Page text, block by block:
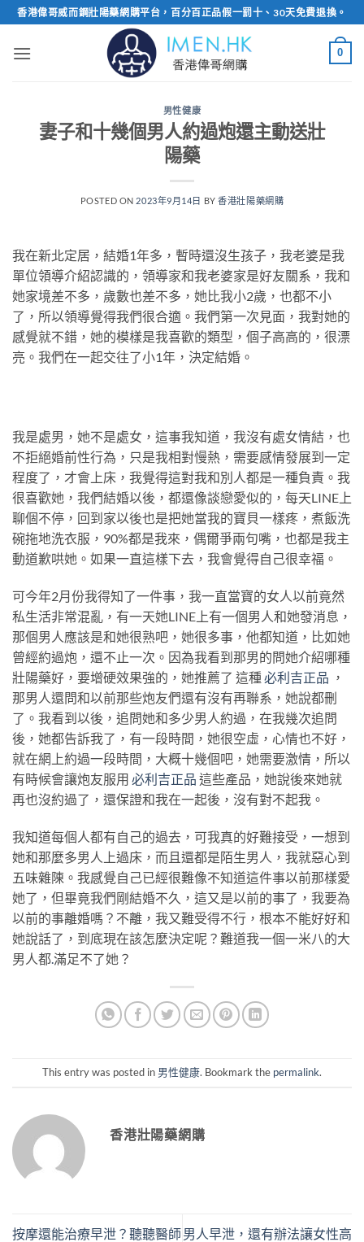
Skip
to
content
香港偉哥威而鋼壯陽藥網購平台，百分百正品假一罰十、30天免費退換。
0
男性健康
妻子和十幾個男人約過炮還主動送壯
陽藥
POSTED ON 2023年9月14日 BY香港壯陽藥網購
我在新北定居，結婚1年多，暫時還沒生孩子，我老婆是我
單位領導介紹認識的，領導家和我老婆家是好友關系，我和
她家境差不多，歲數也差不多，她比我小2歲，也都不小
了，所以領導覺得我們很合適。我們第一次見面，我對她的
感覺就不錯，她的模樣是我喜歡的類型，個子高高的，很漂
亮。我們在一起交往了小1年，決定結婚。
我是處男，她不是處女，這事我知道，我沒有處女情結，也
不拒絕婚前性行為，只是我相對慢熱，需要感情發展到一定
程度了，才會上床，我覺得這對我和別人都是一種負責。我
很喜歡她，我們結婚以後，都還像談戀愛似的，每天LINE上
聊個不停，回到家以後也是把她當我的寶貝一樣疼，煮飯洗
碗拖地洗衣服，90%都是我來，偶爾爭兩句嘴，也都是我主
動道歉哄她。如果一直這樣下去，我會覺得自己很幸福。
可今年2月份我得知了一件事，我一直當寶的女人以前竟然
私生活非常混亂，有一天她LINE上有一個男人和她發消息，
那個男人應該是和她很熟吧，她很多事，他都知道，比如她
曾經約過炮，還不止一次。因為我看到那男的問她介紹哪種
壯陽藥好，要增硬效果強的，她推薦了 這種必利吉正品 ，
那男人還問和以前那些炮友們還有沒有再聯系，她說都刪
了。我看到以後，追問她和多少男人約過，在我幾次追問
後，她都告訴我了，有一段時間，她很空虛，心情也不好，
就在網上約過一段時間，大概十幾個吧，她需要激情，所以
有時候會讓炮友服用 必利吉正品 這些產品，她說後來她就
再也沒約過了，還保證和我在一起後，沒有對不起我。
我知道每個人都有自己的過去，可我真的好難接受，一想到
她和那麼多男人上過床，而且還都是陌生男人，我就惡心到
五味雜陳。我感覺自己已經很難像不知道這件事以前那樣愛
她了，但畢竟我們剛結婚不久，這又是以前的事了，我要為
以前的事離婚嗎？不離，我又難受得不行，根本不能好好和
她說話了，到底現在該怎麼決定呢？難道我一個一米八的大
男人都滿足不了她？
This entry was posted in 男性健康. Bookmark the permalink.
香港壯陽藥網購
按摩還能治療早泄？聽聽醫師男人早泄，還有辦法讓女性高